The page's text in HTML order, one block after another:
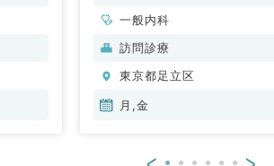
一般内科
訪問診療
東京都足立区
月,金